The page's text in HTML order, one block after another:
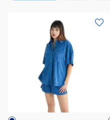
ス)SUNBATHING
メ
レ
ン
ジ